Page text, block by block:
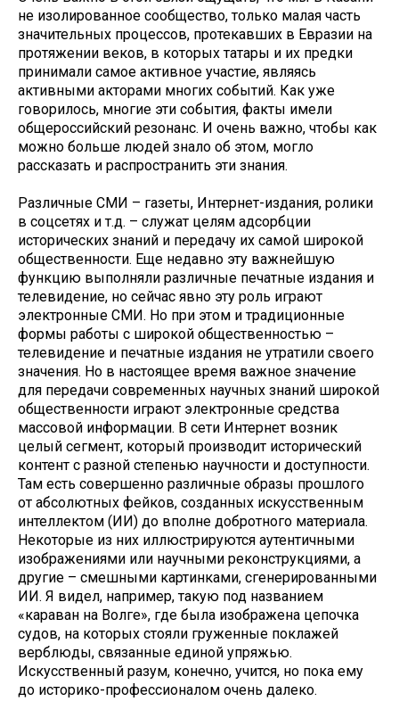
не изолированное сообщество, только малая часть
значительных процессов, протекавших в Евразии на
протяжении веков, в которых татары и их предки
принимали самое активное участие, являясь
активными акторами многих событий. Как уже
говорилось, многие эти события, факты имели
общероссийский резонанс. И очень важно, чтобы как
можно больше людей знало об этом, могло
рассказать и распространить эти знания.
Различные СМИ – газеты, Интернет-издания, ролики
в соцсетях и т.д. – служат целям адсорбции
исторических знаний и передачу их самой широкой
общественности. Еще недавно эту важнейшую
функцию выполняли различные печатные издания и
телевидение, но сейчас явно эту роль играют
электронные СМИ. Но при этом и традиционные
формы работы с широкой общественностью –
телевидение и печатные издания не утратили своего
значения. Но в настоящее время важное значение
для передачи современных научных знаний широкой
общественности играют электронные средства
массовой информации. В сети Интернет возник
целый сегмент, который производит исторический
контент с разной степенью научности и доступности.
Там есть совершенно различные образы прошлого
от абсолютных фейков, созданных искусственным
интеллектом (ИИ) до вполне добротного материала.
Некоторые из них иллюстрируются аутентичными
изображениями или научными реконструкциями, а
другие – смешными картинками, сгенерированными
ИИ. Я видел, например, такую под названием
«караван на Волге», где была изображена цепочка
судов, на которых стояли груженные поклажей
верблюды, связанные единой упряжью.
Искусственный разум, конечно, учится, но пока ему
до историко-профессионалом очень далеко.